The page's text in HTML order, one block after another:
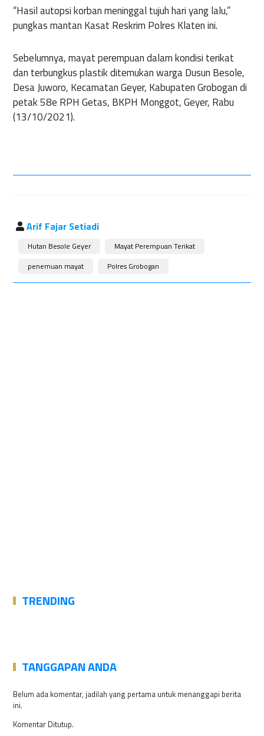
“Hasil autopsi korban meninggal tujuh hari yang lalu,”
pungkas mantan Kasat Reskrim Polres Klaten ini.
Sebelumnya, mayat perempuan dalam kondisi terikat
dan terbungkus plastik ditemukan warga Dusun Besole,
Desa Juworo, Kecamatan Geyer, Kabupaten Grobogan di
petak 58e RPH Getas, BKPH Monggot, Geyer, Rabu
(13/10/2021).
Arif Fajar Setiadi
Hutan Besole Geyer
Mayat Perempuan Terikat
penemuan mayat
Polres Grobogan
TRENDING
TANGGAPAN ANDA
Belum ada komentar, jadilah yang pertama untuk menanggapi berita
ini.
Komentar Ditutup.